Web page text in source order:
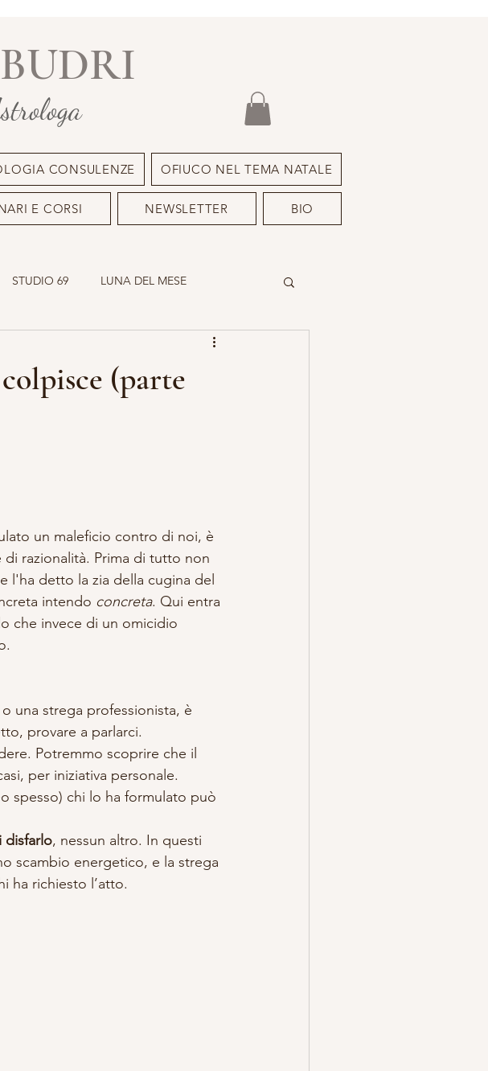
CONSULENZE OFIUCO NEL TEMA NATALE
E CORSI NEWSLETTER BIO
STUDIO 69 LUNA DEL MESE
DEIMON ISPIRATORE
(parte
un maleficio contro di noi, è
razionalità. Prima di tutto non
l'ha detto la zia della cugina del
intendo concreta. Qui entra
che invece di un omicidio
una strega professionista, è
provare a parlarci.
Potremmo scoprire che il
per iniziativa personale.
spesso) chi lo ha formulato può
disfarlo, nessun altro. In questi
scambio energetico, e la strega
ha richiesto l’atto.